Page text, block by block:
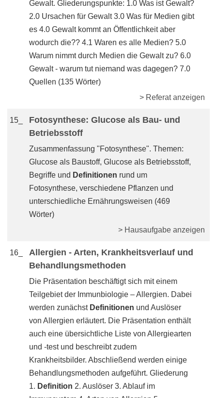
Gewalt. Gliederungspunkte: 1.0 Was ist Gewalt?
2.0 Ursachen für Gewalt 3.0 Was für Medien gibt
es 4.0 Gewalt kommt an Öffentlichkeit aber
wodurch die?? 4.1 Waren es alle Medien? 5.0
Warum nimmt durch Medien die Gewalt zu? 6.0
Gewalt - warum tut niemand was dagegen? 7.0
Quellen (135 Wörter)
> Referat anzeigen
15_
Fotosynthese: Glucose als Bau- und
Betriebsstoff
Zusammenfassung "Fotosynthese". Themen:
Glucose als Baustoff, Glucose als Betriebsstoff,
Begriffe und Definitionen rund um
Fotosynthese, verschiedene Pflanzen und
unterschiedliche Ernährungsweisen (469
Wörter)
> Hausaufgabe anzeigen
16_
Allergien - Arten, Krankheitsverlauf und
Behandlungsmethoden
Die Präsentation beschäftigt sich mit einem
Teilgebiet der Immunbiologie – Allergien. Dabei
werden zunächst Definitionen und Auslöser
von Allergien erläutert. Die Präsentation enthält
auch eine übersichtliche Liste von Allergiearten
und -test und beschreibt zudem
Krankheitsbilder. Abschließend werden einige
Behandlungsmethoden aufgeführt. Gliederung
1. Definition 2. Auslöser 3. Ablauf im